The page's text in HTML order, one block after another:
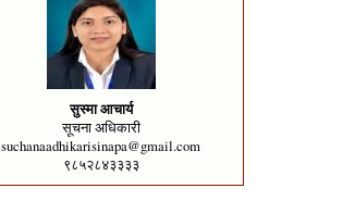
सुस्मा आचार्य
सूचना अधिकारी
suchanaadhikarisinapa@gmail.com
९८५२८४३३३३